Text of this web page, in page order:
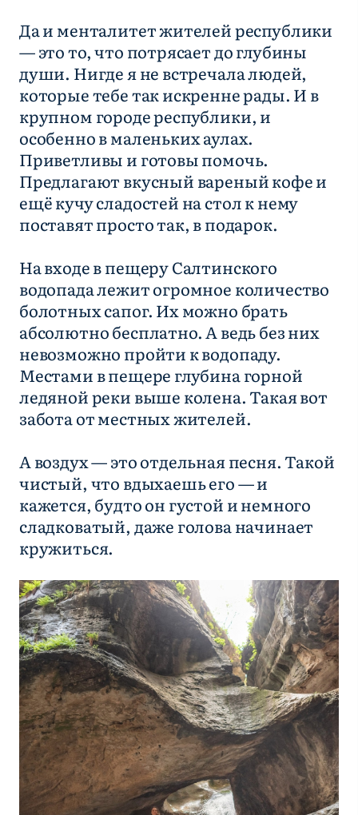
Да и менталитет жителей республики
— это то, что потрясает до глубины
души. Нигде я не встречала людей,
которые тебе так искренне рады. И в
крупном городе республики, и
особенно в маленьких аулах.
Приветливы и готовы помочь.
Предлагают вкусный вареный кофе и
ещё кучу сладостей на стол к нему
поставят просто так, в подарок.
На входе в пещеру Салтинского
водопада лежит огромное количество
болотных сапог. Их можно брать
абсолютно бесплатно. А ведь без них
невозможно пройти к водопаду.
Местами в пещере глубина горной
ледяной реки выше колена. Такая вот
забота от местных жителей.
А воздух — это отдельная песня. Такой
чистый, что вдыхаешь его — и
кажется, будто он густой и немного
сладковатый, даже голова начинает
кружиться.